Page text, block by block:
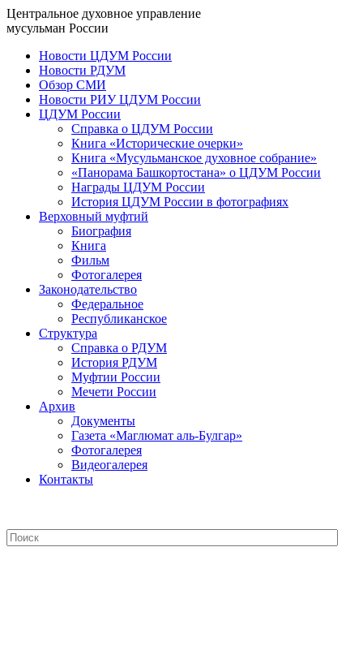
Центральное духовное управление
мусульман России
Новости ЦДУМ России
Новости РДУМ
Обзор СМИ
Новости РИУ ЦДУМ России
ЦДУМ России
Справка о ЦДУМ России
Книга «Исторические очерки»
Книга «Мусульманское духовное собрание»
«Панорама Башкортостана» о ЦДУМ России
Награды ЦДУМ России
История ЦДУМ России в фотографиях
Верховный муфтий
Биография
Книга
Фильм
Фотогалерея
Законодательство
Федеральное
Республиканское
Структура
Справка о РДУМ
История РДУМ
Муфтии России
Мечети России
Архив
Документы
Газета «Маглюмат аль-Булгар»
Фотогалерея
Видеогалерея
Контакты